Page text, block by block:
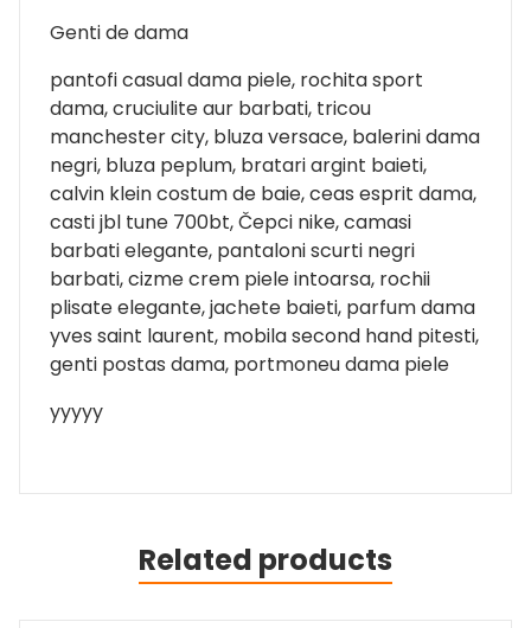
Genti de dama
pantofi casual dama piele, rochita sport
dama, cruciulite aur barbati, tricou
manchester city, bluza versace, balerini dama
negri, bluza peplum, bratari argint baieti,
calvin klein costum de baie, ceas esprit dama,
casti jbl tune 700bt, Čepci nike, camasi
barbati elegante, pantaloni scurti negri
barbati, cizme crem piele intoarsa, rochii
plisate elegante, jachete baieti, parfum dama
yves saint laurent, mobila second hand pitesti,
genti postas dama, portmoneu dama piele
yyyyy
Related products